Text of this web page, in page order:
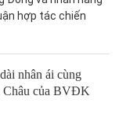
hợp tác chiến
nhân ái cùng
Châu của BVĐK